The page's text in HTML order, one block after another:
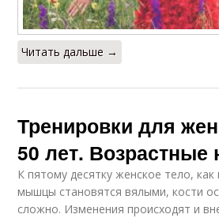
Читать дальше →
Тренировки для
50 лет.
К пятому десятку женское тело,
мышцы становятся вялыми, кости
сложно. Изменения происходят и